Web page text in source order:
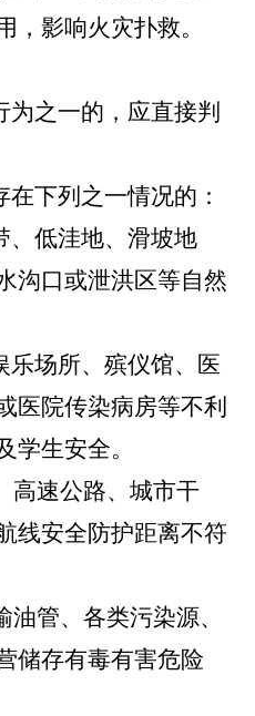
，影响火灾扑救。
之一的，应直接判
下列之一情况的：
低洼地、滑坡地
沟口或泄洪区等自然
乐场所、殡仪馆、医
医院传染病房等不利
学生安全。
高速公路、城市干
线安全防护距离不符
油管、各类污染源、
储存有毒有害危险